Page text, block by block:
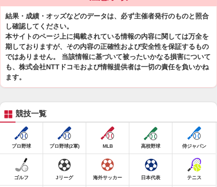
結果・成績・オッズなどのデータは、必ず主催者発行のものと照合
し確認してください。
本サイトのページ上に掲載されている情報の内容に関しては万全を
期しておりますが、その内容の正確性および安全性を保証するもの
ではありません。 当該情報に基づいて被ったいかなる損害について
も、株式会社NTTドコモおよび情報提供者は一切の責任を負いかね
ます。
競技一覧
プロ野球 プロ野球(2軍) MLB 高校野球 侍ジャパン
ゴルフ Jリーグ 海外サッカー 日本代表 テニス